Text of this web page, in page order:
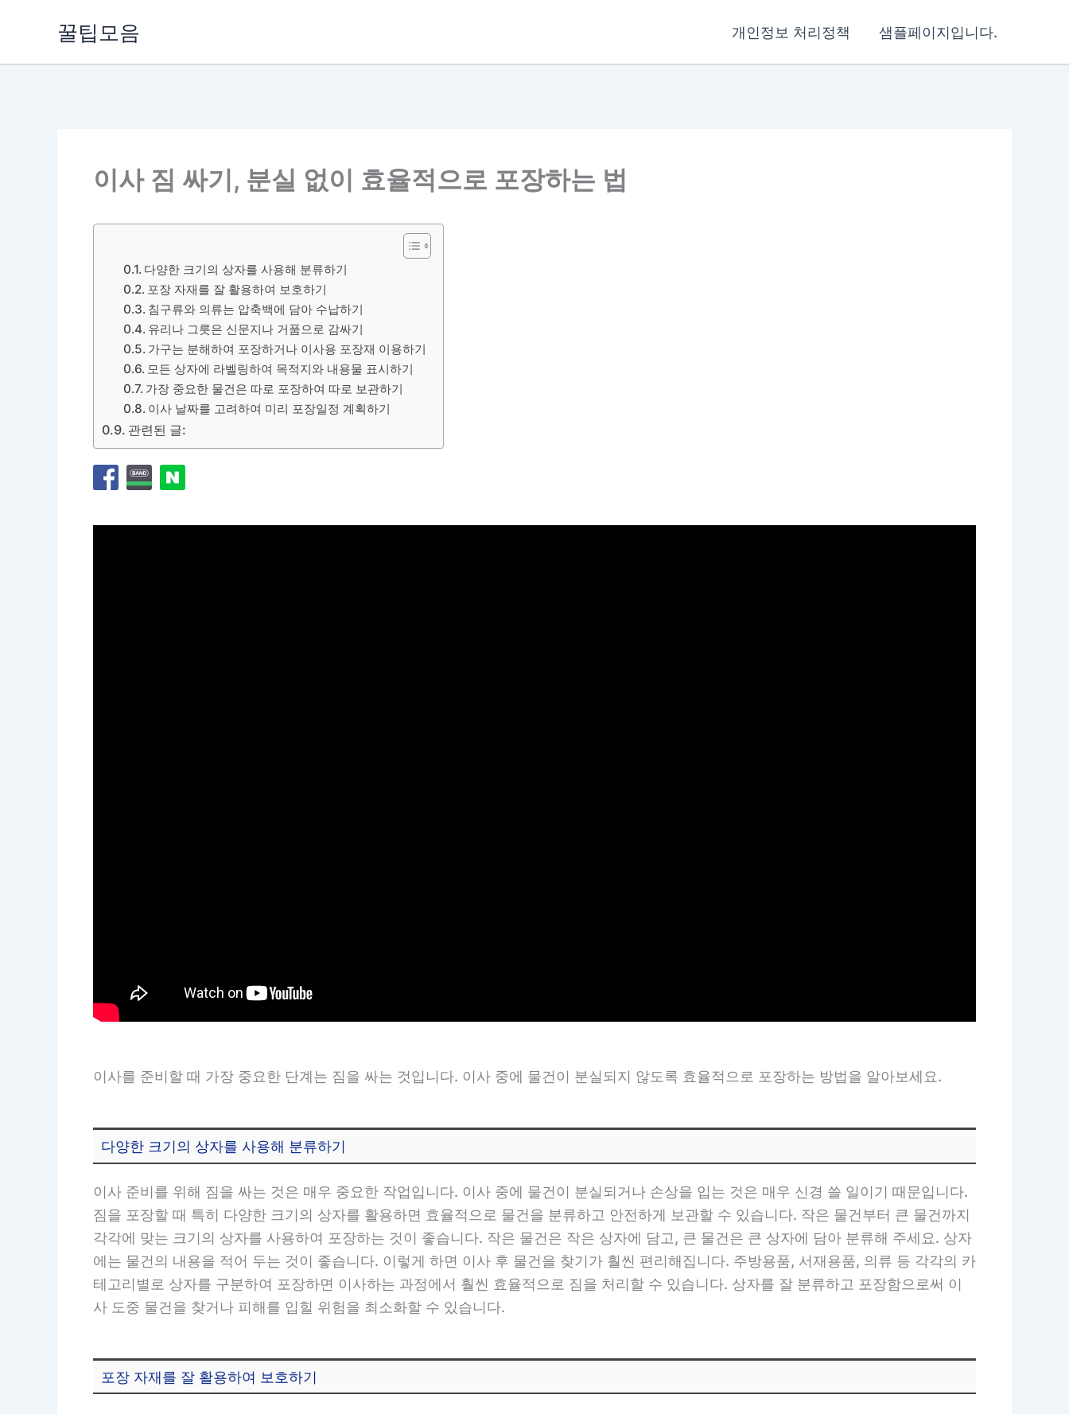
꿀팁모음 개인정보 처리정책 샘플페이지입니다.
이사 짐 싸기, 분실 없이 효율적으로 포장하는 법
다양한 크기의 상자를 사용해 분류하기
포장 자재를 잘 활용하여 보호하기
침구류와 의류는 압축백에 담아 수납하기
유리나 그릇은 신문지나 거품으로 감싸기
가구는 분해하여 포장하거나 이사용 포장재 이용하기
모든 상자에 라벨링하여 목적지와 내용물 표시하기
가장 중요한 물건은 따로 포장하여 따로 보관하기
이사 날짜를 고려하여 미리 포장일정 계획하기
관련된 글:
이사를 준비할 때 가장 중요한 단계는 짐을 싸는 것입니다. 이사 중에 물건이 분실되지 않도록 효율적으로 포장하는 방법을 알아보세요.
다양한 크기의 상자를 사용해 분류하기
이사 준비를 위해 짐을 싸는 것은 매우 중요한 작업입니다. 이사 중에 물건이 분실되거나 손상을 입는 것은 매우 신경 쓸 일이기 때문입니다.
짐을 포장할 때 특히 다양한 크기의 상자를 활용하면 효율적으로 물건을 분류하고 안전하게 보관할 수 있습니다. 작은 물건부터 큰 물건까지
각각에 맞는 크기의 상자를 사용하여 포장하는 것이 좋습니다. 작은 물건은 작은 상자에 담고, 큰 물건은 큰 상자에 담아 분류해 주세요. 상자
에는 물건의 내용을 적어 두는 것이 좋습니다. 이렇게 하면 이사 후 물건을 찾기가 훨씬 편리해집니다. 주방용품, 서재용품, 의류 등 각각의 카
테고리별로 상자를 구분하여 포장하면 이사하는 과정에서 훨씬 효율적으로 짐을 처리할 수 있습니다. 상자를 잘 분류하고 포장함으로써 이
사 도중 물건을 찾거나 피해를 입힐 위험을 최소화할 수 있습니다.
포장 자재를 잘 활용하여 보호하기